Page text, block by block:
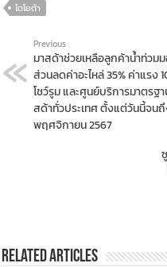
โตโยต้า
Previous
มาสด้าช่วยเหลือลูกค้าน้ำท่วม
ส่วนลดค่าอะไหล่ 35% ค่าแรง
โชว์รูม และศูนย์บริการมาตรฐ
สด้าทั่วประเทศ ตั้งแต่วันนี้จน
พฤศจิกายน 2567
Related Articles